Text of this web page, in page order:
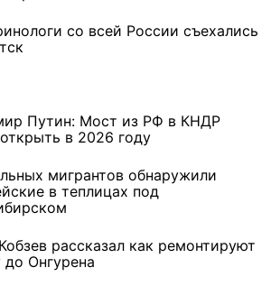
со всей России съехались
Путин: Мост из РФ в КНДР
в 2026 году
мигрантов обнаружили
в теплицах под
рассказал как ремонтируют
до Онгурена